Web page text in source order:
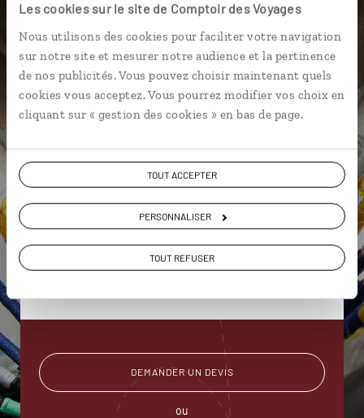
Les cookies sur le site de Comptoir des Voyages
Nous utilisons des cookies pour faciliter votre navigation
sur notre site et mesurer notre audience et la pertinence
de nos publicités. Vous pouvez choisir maintenant quels
cookies vous acceptez. Vous pourrez modifier vos choix en
cliquant sur « gestion des cookies » en bas de page.
TOUT ACCEPTER
PERSONNALISER
TOUT REFUSER
Elodie,
spécialiste Canada
Suivez vos envies et demandez conseils à nos
spécialistes
Ils sauront organiser votre itinéraire au plus
près de vos envies et de la réalité du pays.
Échangez en face à face ou depuis nos studios
connectés en agence, mais aussi par email ou
Vous gardez le même interlocuteur avant,
DEMANDER UN DEVIS
ou